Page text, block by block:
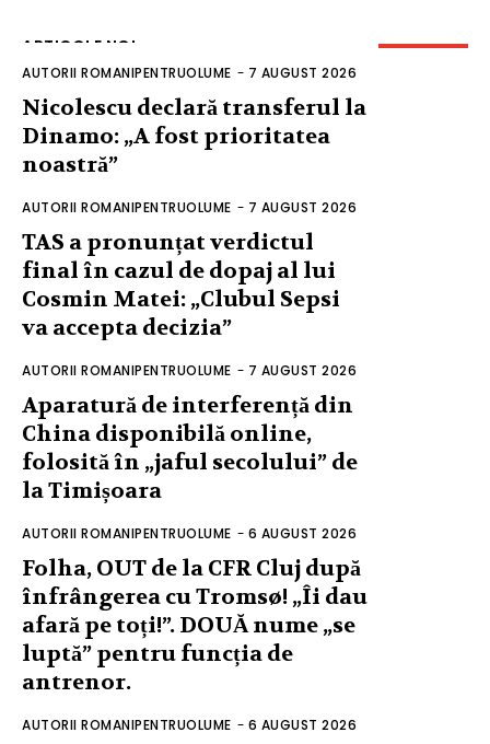
ARTICOLE NOI
AUTORII ROMANIPENTRUOLUME - 7 AUGUST 2026
Nicolescu declară transferul la
Dinamo: „A fost prioritatea
noastră”
AUTORII ROMANIPENTRUOLUME - 7 AUGUST 2026
TAS a pronunțat verdictul
final în cazul de dopaj al lui
Cosmin Matei: „Clubul Sepsi
va accepta decizia”
AUTORII ROMANIPENTRUOLUME - 7 AUGUST 2026
Aparatură de interferență din
China disponibilă online,
folosită în „jaful secolului” de
la Timișoara
AUTORII ROMANIPENTRUOLUME - 6 AUGUST 2026
Folha, OUT de la CFR Cluj după
înfrângerea cu Tromsø! „Îi dau
afară pe toți!”. DOUĂ nume „se
luptă” pentru funcția de
antrenor.
AUTORII ROMANIPENTRUOLUME - 6 AUGUST 2026